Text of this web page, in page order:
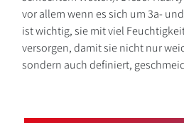
vor allem wenn es sich um 3a-
ist wichtig, sie mit viel
versorgen, damit sie nicht nur
sondern auch definiert,